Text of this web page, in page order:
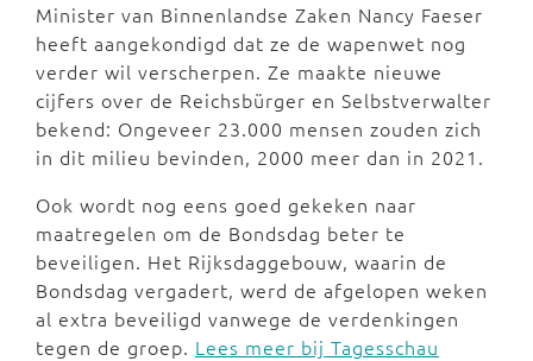
Minister van Binnenlandse Zaken Nancy Faeser
heeft aangekondigd dat ze de wapenwet nog
verder wil verscherpen. Ze maakte nieuwe
cijfers over de Reichsbürger en Selbstverwalter
bekend: Ongeveer 23.000 mensen zouden zich
in dit milieu bevinden, 2000 meer dan in 2021.
Ook wordt nog eens goed gekeken naar
maatregelen om de Bondsdag beter te
beveiligen. Het Rijksdaggebouw, waarin de
Bondsdag vergadert, werd de afgelopen weken
al extra beveiligd vanwege de verdenkingen
tegen de groep. Lees meer bij Tagesschau